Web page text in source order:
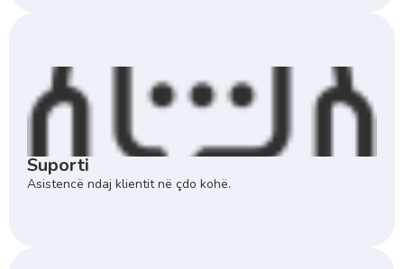
Suporti
Asistencë ndaj klientit në çdo kohë.